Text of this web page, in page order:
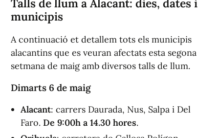
Talls de llum a Alacant: dies, dates i
municipis
A continuació et detallem tots els municipis
alacantins que es veuran afectats esta segona
setmana de maig amb diversos talls de llum.
Dimarts 6 de maig
Alacant: carrers Daurada, Nus, Salpa i Del
Faro. De 9:00h a 14.30 hores.